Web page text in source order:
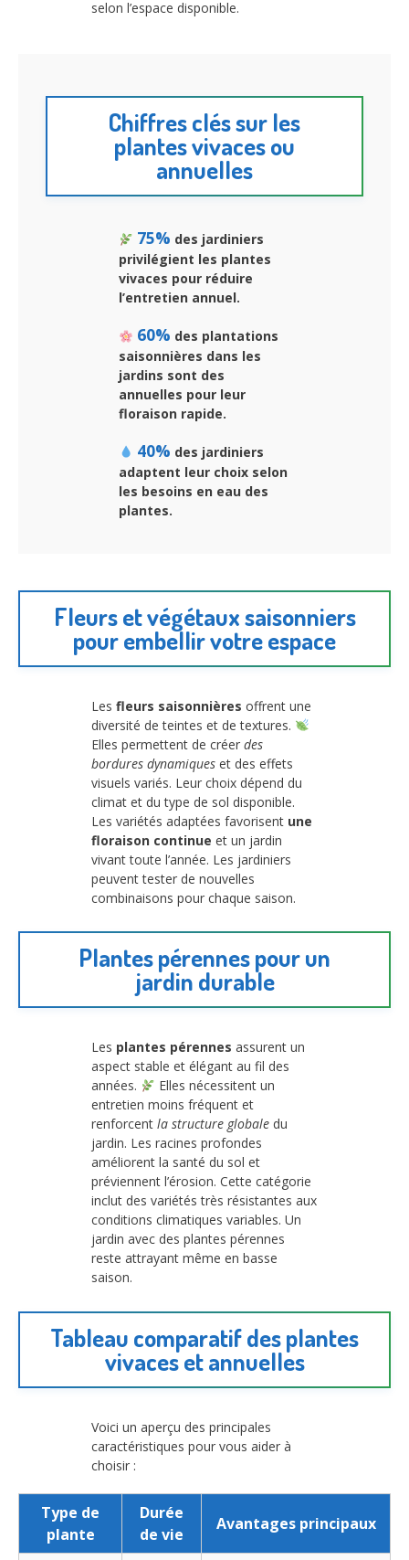
selon l’espace disponible.
Chiffres clés sur les
plantes vivaces ou
annuelles
75% des jardiniers
privilégient les plantes
vivaces pour réduire
l’entretien annuel.
60% des plantations
saisonnières dans les
jardins sont des
annuelles pour leur
floraison rapide.
40% des jardiniers
adaptent leur choix selon
les besoins en eau des
plantes.
Fleurs et végétaux saisonniers
pour embellir votre espace
Les fleurs saisonnières offrent une
diversité de teintes et de textures.
Elles permettent de créer des
bordures dynamiques et des effets
visuels variés. Leur choix dépend du
climat et du type de sol disponible.
Les variétés adaptées favorisent une
floraison continue et un jardin
vivant toute l’année. Les jardiniers
peuvent tester de nouvelles
combinaisons pour chaque saison.
Plantes pérennes pour un
jardin durable
Les plantes pérennes assurent un
aspect stable et élégant au fil des
années.
Elles nécessitent un
entretien moins fréquent et
renforcent la structure globale du
jardin. Les racines profondes
améliorent la santé du sol et
préviennent l’érosion. Cette catégorie
inclut des variétés très résistantes aux
conditions climatiques variables. Un
jardin avec des plantes pérennes
reste attrayant même en basse
saison.
Tableau comparatif des plantes
vivaces et annuelles
Voici un aperçu des principales
caractéristiques pour vous aider à
choisir :
Type de
plante
Durée
de vie
Avantages principaux